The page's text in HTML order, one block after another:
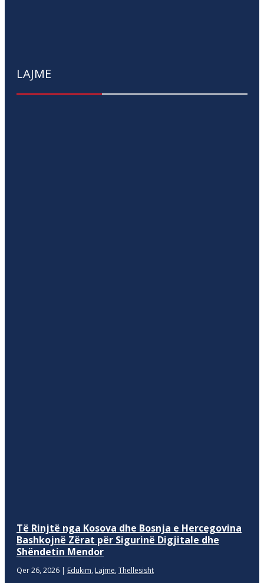
LAJME
Të Rinjtë nga Kosova dhe Bosnja e Hercegovina
Bashkojnë Zërat për Sigurinë Digjitale dhe
Shëndetin Mendor
Qer 26, 2026 | Edukim, Lajme, Thellesisht